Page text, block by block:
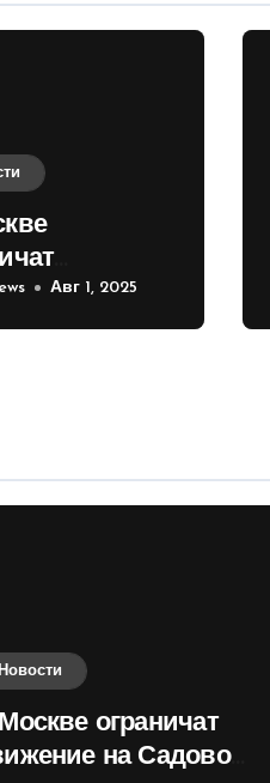
на
кольце
Авг 1, 2025
Новости
ограничат
на Садовом